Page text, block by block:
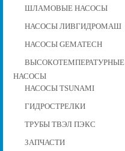
ШЛАМОВЫЕ НАСОСЫ
НАСОСЫ ЛИВГИДРОМАШ
НАСОСЫ GEMATECH
ВЫСОКОТЕМПЕРАТУРНЫЕ
НАСОСЫ
НАСОСЫ TSUNAMI
ГИДРОСТРЕЛКИ
ТРУБЫ ТВЭЛ ПЭКС
ЗАПЧАСТИ